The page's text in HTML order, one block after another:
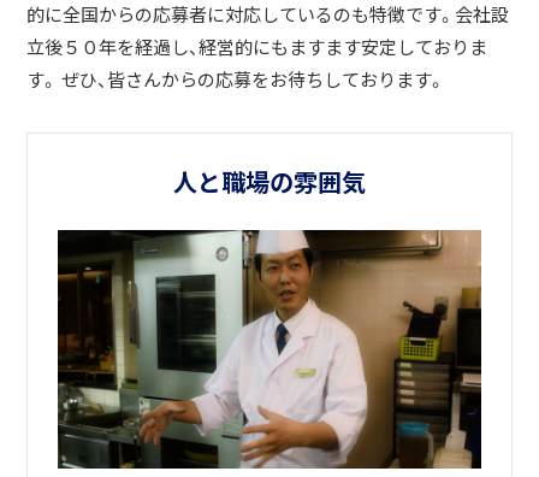
的に全国からの応募者に対応しているのも特徴です。会社設
立後５０年を経過し、経営的にもますます安定しておりま
す。 ぜひ、皆さんからの応募をお待ちしております。
人と職場の雰囲気